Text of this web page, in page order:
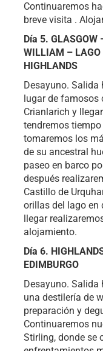
Continuaremos
breve visita .
Día 5. GLASGOW
WILLIAM – LAGO
HIGHLANDS
Desayuno. Salida
lugar de famosos
Crianlarich y
tendremos
tomaremos los
de su ancestral
paseo en barco
después
Castillo de
orillas del lago en
llegar
alojamiento.
Día 6.
EDIMBURGO
Desayuno.
una destilería de
preparación y
Continuaremos
Stirling, donde se